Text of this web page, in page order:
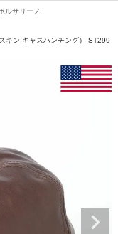
ルサリーノ
キン キャスハンチング） ST299